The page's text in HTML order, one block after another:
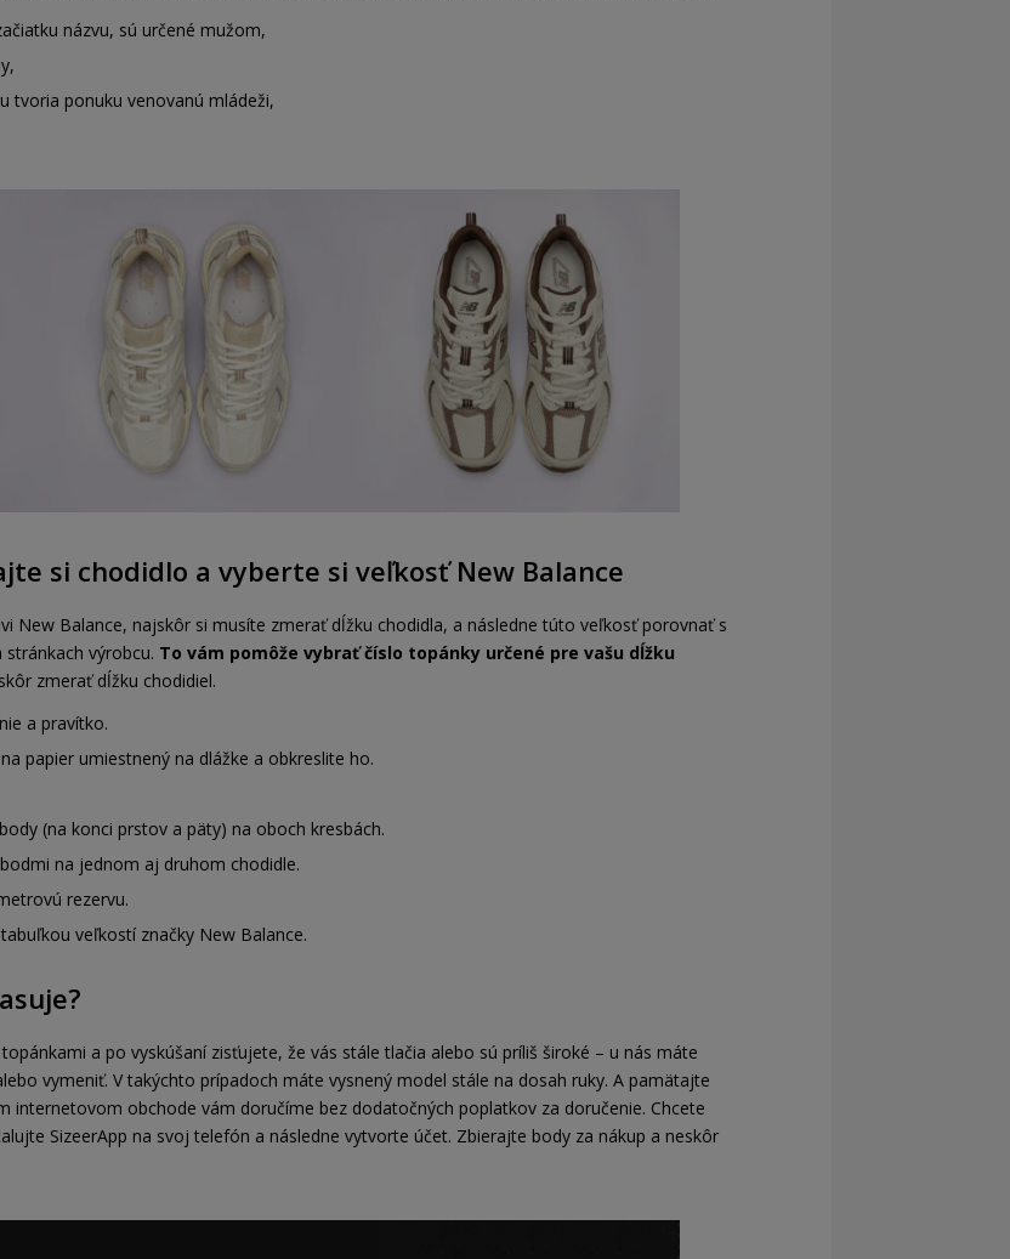
názvu, sú určené mužom,
tvoria ponuku venovanú mládeži,
si chodidlo a vyberte si veľkosť New Balance
New Balance, najskôr si musíte zmerať dĺžku chodidla, a následne túto veľkosť porovnať s
výrobcu. To vám pomôže vybrať číslo topánky určené pre vašu dĺžku
zmerať dĺžku chodidiel.
a pravítko.
papier umiestnený na dlážke a obkreslite ho.
(na konci prstov a päty) na oboch kresbách.
na jednom aj druhom chodidle.
rezervu.
veľkostí značky New Balance.
a po vyskúšaní zisťujete, že vás stále tlačia alebo sú príliš široké – u nás máte
vymeniť. V takýchto prípadoch máte vysnený model stále na dosah ruky. A pamätajte
internetovom obchode vám doručíme bez dodatočných poplatkov za doručenie. Chcete
SizeerApp na svoj telefón a následne vytvorte účet. Zbierajte body za nákup a neskôr